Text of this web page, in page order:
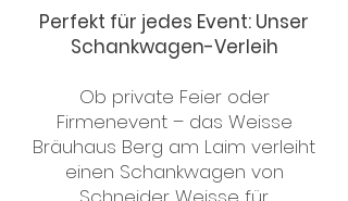
Perfekt für jedes Event: Unser
Schankwagen-Verleih
Ob private Feier oder
Firmenevent – das Weisse
Bräuhaus Berg am Laim verleiht
einen Schankwagen von